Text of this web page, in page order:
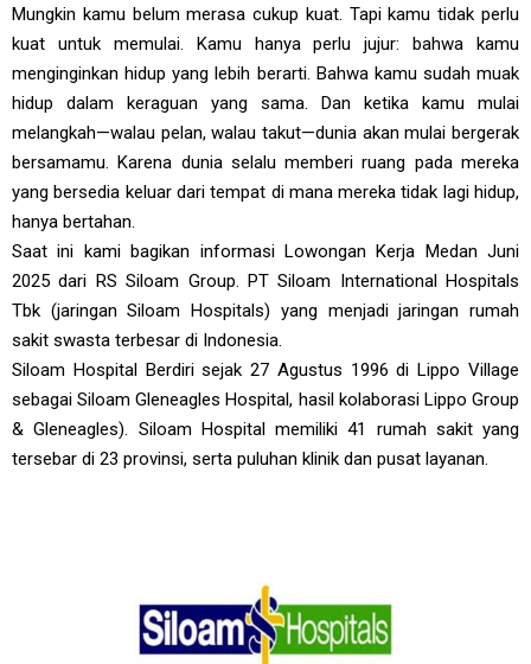
Mungkin kamu belum merasa cukup kuat. Tapi kamu tidak perlu
kuat untuk memulai. Kamu hanya perlu jujur: bahwa kamu
menginginkan hidup yang lebih berarti. Bahwa kamu sudah muak
hidup dalam keraguan yang sama. Dan ketika kamu mulai
melangkah—walau pelan, walau takut—dunia akan mulai bergerak
bersamamu. Karena dunia selalu memberi ruang pada mereka
yang bersedia keluar dari tempat di mana mereka tidak lagi hidup,
hanya bertahan.
Saat ini kami bagikan informasi Lowongan Kerja Medan Juni
2025 dari RS Siloam Group. PT Siloam International Hospitals
Tbk (jaringan Siloam Hospitals) yang menjadi jaringan rumah
sakit swasta terbesar di Indonesia.
Siloam Hospital Berdiri sejak 27 Agustus 1996 di Lippo Village
sebagai Siloam Gleneagles Hospital, hasil kolaborasi Lippo Group
& Gleneagles). Siloam Hospital memiliki 41 rumah sakit yang
tersebar di 23 provinsi, serta puluhan klinik dan pusat layanan.